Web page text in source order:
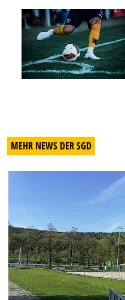
MEHR NEWS DER SGD